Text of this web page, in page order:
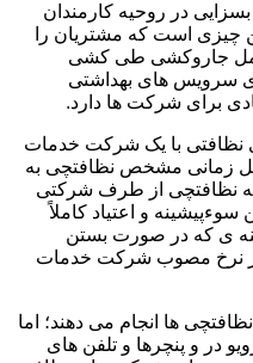
در روحیه کارمندان
چیزی است که مشتریان را
جاروکشی طی کشی
سرویس های بهداشتی
برای شرکت ها دارد.
نظافتی با یک شرکت خدمات
زمانی مشخص نظافتچی به
نظافتچی از طرف شرکتی
و اعتیاد کاملاً
ی که در صورت بستن
از نرخ مصوب شرکت خدمات
ها انجام می دهند؛ اما
در و پنچرها و تلفن های